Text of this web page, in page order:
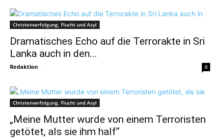
Christenverfolgung, Flucht und Asyl
Dramatisches Echo auf die Terrorakte in Sri
Lanka auch in den...
Redaktion - 0
Christenverfolgung, Flucht und Asyl
„Meine Mutter wurde von einem Terroristen
getötet, als sie ihm half“